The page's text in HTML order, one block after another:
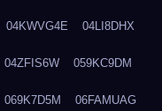
04KWVG4E 04LI8DHX
04ZFIS6W 059KC9DM
069K7D5M 06FAMUAG